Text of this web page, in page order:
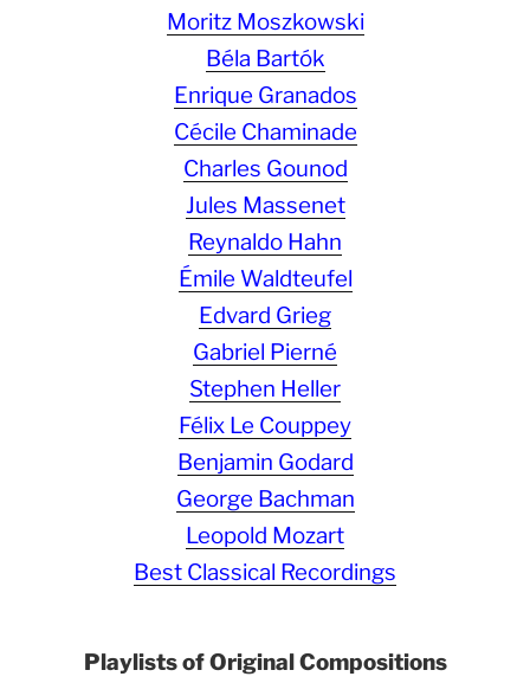
Moritz Moszkowski
Béla Bartók
Enrique Granados
Cécile Chaminade
Charles Gounod
Jules Massenet
Reynaldo Hahn
Émile Waldteufel
Edvard Grieg
Gabriel Pierné
Stephen Heller
Félix Le Couppey
Benjamin Godard
George Bachman
Leopold Mozart
Best Classical Recordings
Playlists of Original Compositions